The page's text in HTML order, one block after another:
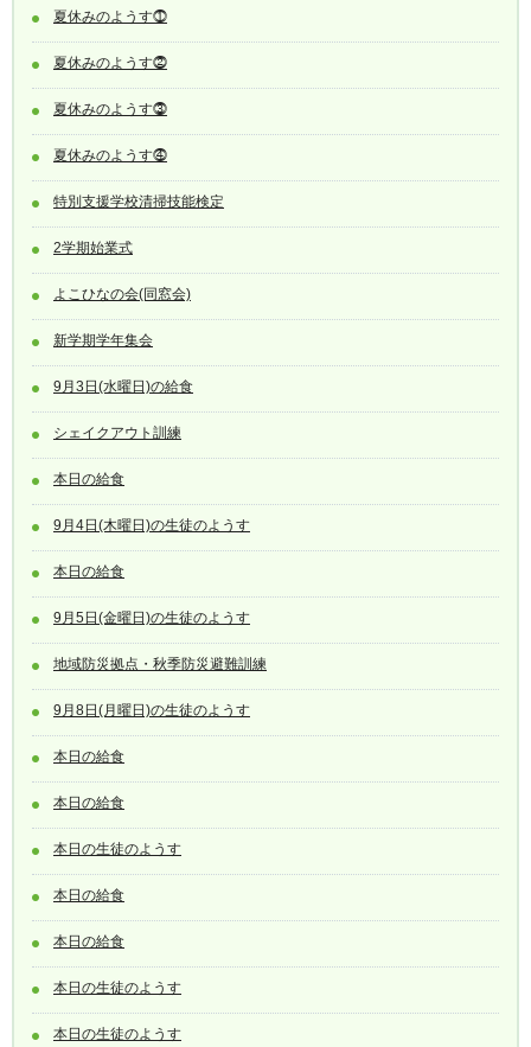
夏休みのようす⓵
夏休みのようす⓶
夏休みのようす⓷
夏休みのようす⓸
特別支援学校清掃技能検定
2学期始業式
よこひなの会(同窓会)
新学期学年集会
9月3日(水曜日)の給食
シェイクアウト訓練
本日の給食
9月4日(木曜日)の生徒のようす
本日の給食
9月5日(金曜日)の生徒のようす
地域防災拠点・秋季防災避難訓練
9月8日(月曜日)の生徒のようす
本日の給食
本日の給食
本日の生徒のようす
本日の給食
本日の給食
本日の生徒のようす
本日の生徒のようす